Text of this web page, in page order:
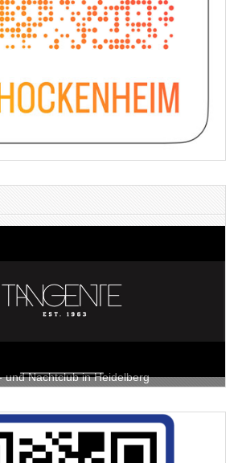
und Nachtclub in Heidelberg